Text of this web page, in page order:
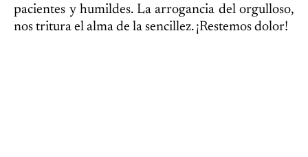
pacientes y humildes. La arrogancia del orgulloso,
nos tritura el alma de la sencillez. ¡Restemos dolor!